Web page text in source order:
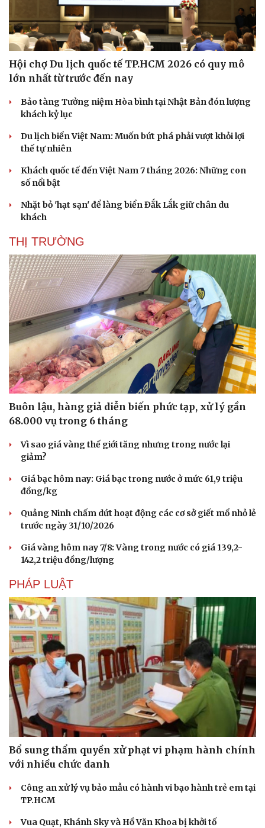
Văn hóa
Sân khấu - Điện ảnh
Âm nhạc
Di sản
Sao Việt
Hội chợ Du lịch quốc tế TP.HCM 2026 có quy mô
lớn nhất từ trước đến nay
Bảo tàng Tưởng niệm Hòa bình tại Nhật Bản đón lượng
khách kỷ lục
Du lịch biển Việt Nam: Muốn bứt phá phải vượt khỏi lợi
thế tự nhiên
Khách quốc tế đến Việt Nam 7 tháng 2026: Những con
số nổi bật
Nhặt bỏ 'hạt sạn' để làng biển Đắk Lắk giữ chân du
khách
THỊ TRƯỜNG
Buôn lậu, hàng giả diễn biến phức tạp, xử lý gần
68.000 vụ trong 6 tháng
Vì sao giá vàng thế giới tăng nhưng trong nước lại
giảm?
Giá bạc hôm nay: Giá bạc trong nước ở mức 61,9 triệu
đồng/kg
Quảng Ninh chấm dứt hoạt động các cơ sở giết mổ nhỏ lẻ
trước ngày 31/10/2026
Giá vàng hôm nay 7/8: Vàng trong nước có giá 139,2-
142,2 triệu đồng/lượng
PHÁP LUẬT
Bổ sung thẩm quyền xử phạt vi phạm hành chính
với nhiều chức danh
Công an xử lý vụ bảo mẫu có hành vi bạo hành trẻ em tại
TP.HCM
Vua Quạt, Khánh Sky và Hồ Văn Khoa bị khởi tố